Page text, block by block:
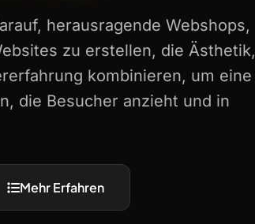
herausragende Webshops,
zu erstellen, die Ästhetik,
kombinieren, um eine
die Besucher anzieht und in
Mehr Erfahren